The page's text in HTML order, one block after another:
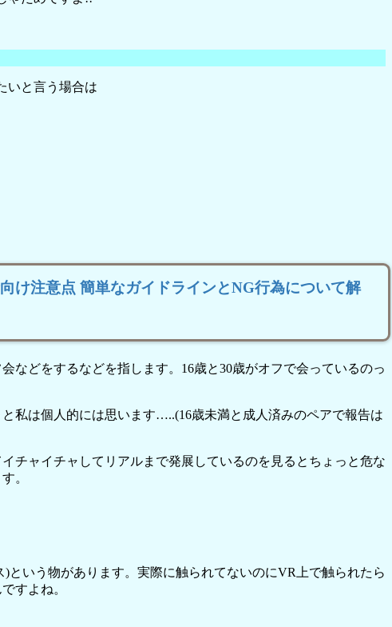
いと言う場合は
け注意点 簡単なガイドラインとNG行為について解
などをするなどを指します。16歳と30歳がオフで会っているのっ
私は個人的には思います…..(16歳未満と成人済みのペアで報告は
チャイチャしてリアルまで発展しているのを見るとちょっと危な
。
)という物があります。実際に触られてないのにVR上で触られたら
すよね。